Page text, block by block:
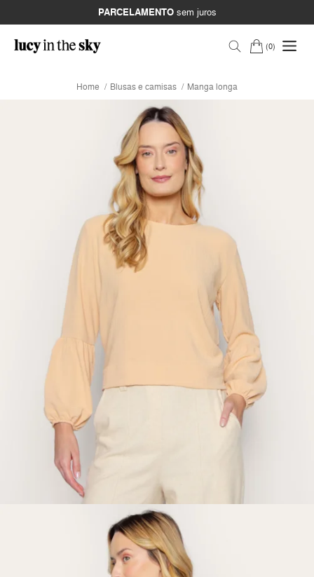
PARCELAMENTOsem juros
0
Home Blusas e camisas Manga longa